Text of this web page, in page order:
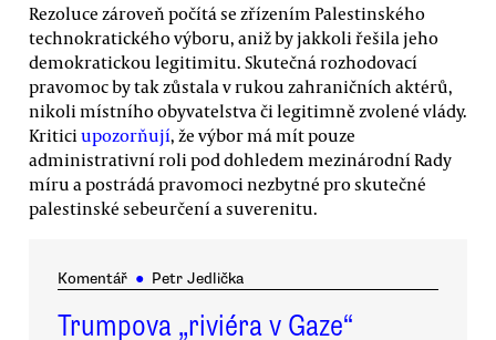
Rezoluce zároveň počítá se zřízením Palestinského
technokratického výboru, aniž by jakkoli řešila jeho
demokratickou legitimitu. Skutečná rozhodovací
pravomoc by tak zůstala v rukou zahraničních aktérů,
nikoli místního obyvatelstva či legitimně zvolené vlády.
Kritici upozorňují, že výbor má mít pouze
administrativní roli pod dohledem mezinárodní Rady
míru a postrádá pravomoci nezbytné pro skutečné
palestinské sebeurčení a suverenitu.
Komentář ● Petr Jedlička
Trumpova „riviéra v Gaze“